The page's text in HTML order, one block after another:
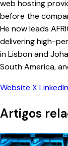
web hosting
before the
He now leads
delivering high-
in Lisbon and
South America,
Website X LinkedIn
Artigos